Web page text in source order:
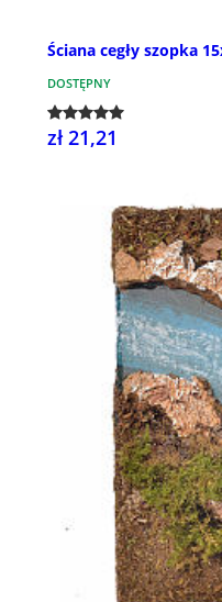
Ściana cegły szopka
DOSTĘPNY
zł 21,21